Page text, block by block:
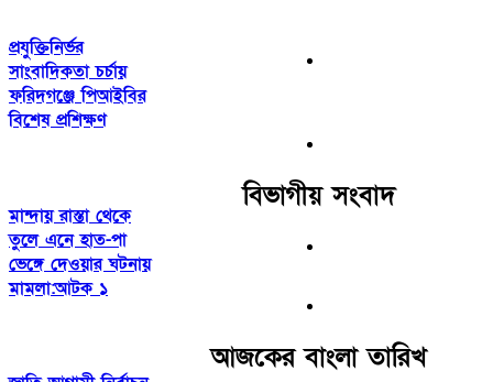
প্রযুক্তিনির্ভর
সাংবাদিকতা চর্চায়
ফরিদগঞ্জে পিআইবির
বিশেষ প্রশিক্ষণ
মান্দায় রাস্তা থেকে
তুলে এনে হাত-পা
ভেঙ্গে দেওয়ার ঘটনায়
মামলা:আটক ১
বিভাগীয় সংবাদ
আজকের বাংলা তারিখ